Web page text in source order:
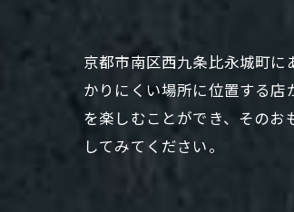
京都市南区西九条比永城町
かりにくい場所に位置する
を楽しむことができ、その
してみてください。